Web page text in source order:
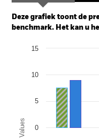
Deze grafiek toont de
benchmark. Het kan u
Bar chart with 2 data series.
The chart has 1 Y axis
Values 0
5
10
15